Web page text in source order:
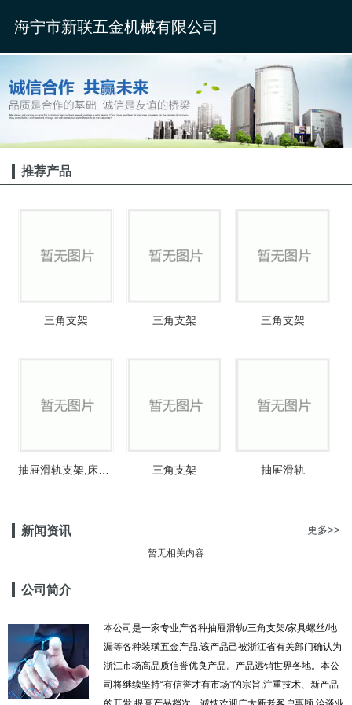
海宁市新联五金机械有限公司
推荐产品
三角支架 三角支架 三角支架
三角支架 抽屉滑轨
新闻资讯 更多>>
暂无相关内容
公司简介
本公司是一家专业产各种抽屉滑轨/三角支架/家具螺丝/地
漏等各种装璜五金产品,该产品己被浙江省有关部门确认为
浙江市场高品质信誉优良产品。产品远销世界各地。本公
司将继续坚持“有信誉才有市场”的宗旨,注重技术、新产品